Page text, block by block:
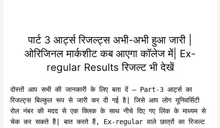
पार्ट 3 आर्ट्स रिजल्ट्स अभी-अभी हुआ जारी |
ओरिजिनल मार्कशीट कब आएगा कॉलेज में| Ex-
regular Results रिजल्ट भी देखें
दोस्तों आप सभी की जानकारी के लिए बता दें – Part-3 आर्ट्स का
रिजल्ट्स बिल्कुल रूप से जारी कर दी गई है| जिसे आप लोग यूनिवर्सिटी
रोल नंबर की मदद से एक क्लिक के साथ नीचे दिए गए लिंक के माध्यम से
चेक कर सकते हैं| बात करते हैं, Ex-regular वाले छात्रों का रिजल्ट